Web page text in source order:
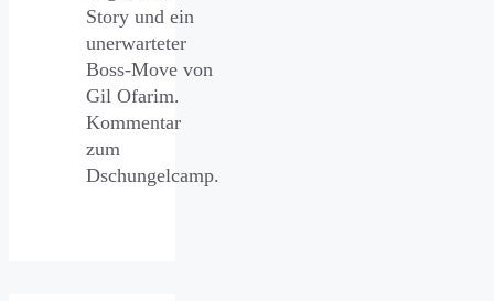
Story und ein
unerwarteter
Boss-Move von
Gil Ofarim.
Kommentar
zum
Dschungelcamp.